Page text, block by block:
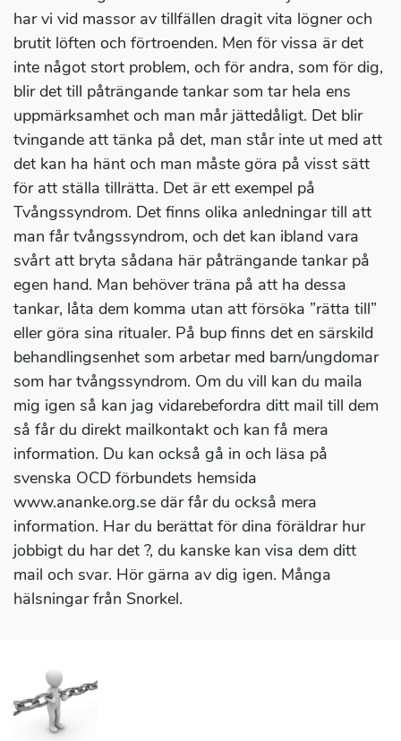
har vi vid massor av tillfällen dragit vita lögner och
brutit löften och förtroenden. Men för vissa är det
inte något stort problem, och för andra, som för dig,
blir det till påträngande tankar som tar hela ens
uppmärksamhet och man mår jättedåligt. Det blir
tvingande att tänka på det, man står inte ut med att
det kan ha hänt och man måste göra på visst sätt
för att ställa tillrätta. Det är ett exempel på
Tvångssyndrom. Det finns olika anledningar till att
man får tvångssyndrom, och det kan ibland vara
svårt att bryta sådana här påträngande tankar på
egen hand. Man behöver träna på att ha dessa
tankar, låta dem komma utan att försöka ”rätta till”
eller göra sina ritualer. På bup finns det en särskild
behandlingsenhet som arbetar med barn/ungdomar
som har tvångssyndrom. Om du vill kan du maila
mig igen så kan jag vidarebefordra ditt mail till dem
så får du direkt mailkontakt och kan få mera
information. Du kan också gå in och läsa på
svenska OCD förbundets hemsida
www.ananke.org.se där får du också mera
information. Har du berättat för dina föräldrar hur
jobbigt du har det ?, du kanske kan visa dem ditt
mail och svar. Hör gärna av dig igen. Många
hälsningar från Snorkel.